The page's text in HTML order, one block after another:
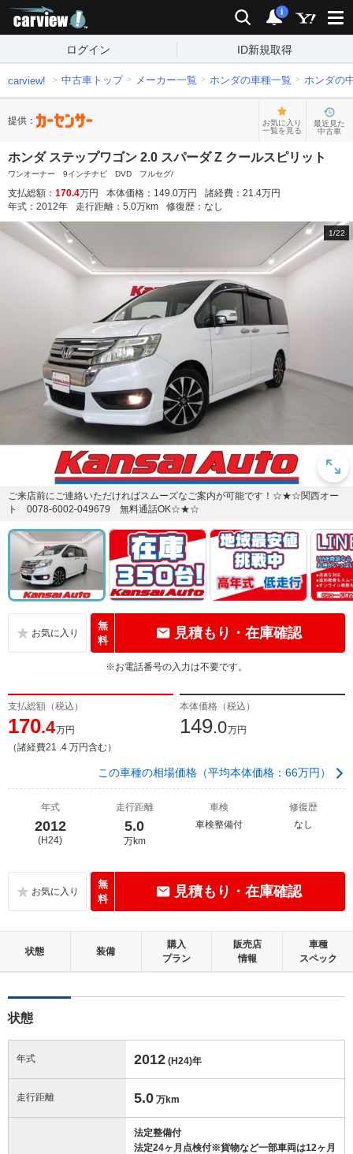
検索 通知
i
ログイン ID新規取得
carview! 中古車トップ メーカー一覧 ホンダの車種一覧 ホンダの
提供：
お気に入り
一覧を見る
最近見た
中古車
ホンダ ステップワゴン 2.0 スパーダ Z クールスピリット
ワンオーナー 9インチナビ DVD フルセグ/
支払総額： 170.4万円 本体価格： 149.0万円 諸経費： 21.4万円
年式： 2012年 走行距離： 5.0万km 修復歴： なし
1/22
ご来店前にご連絡いただければスムーズなご案内が可能です！☆★☆関西オー
ト 0078-6002-049679 無料通話OK☆★☆
無
料
見積もり・在庫確認
※お電話番号の入力は不要です。
支払総額（税込）
170.4万円
（諸経費21 .4 万円含む）
本体価格（税込）
149.0万円
この車種の相場価格（平均本体価格：66万円）
年式
2012
(H24)
走行距離
5.0
万km
車検
車検整備付
修復歴
なし
無
料
見積もり・在庫確認
状態 装備
購入
プラン
販売店
情報
車種
スペック
状態
年式 2012 (H24)年
走行距離 5.0 万km
法定整備付
法定24ヶ月点検付※貨物など一部車両は12ヶ月